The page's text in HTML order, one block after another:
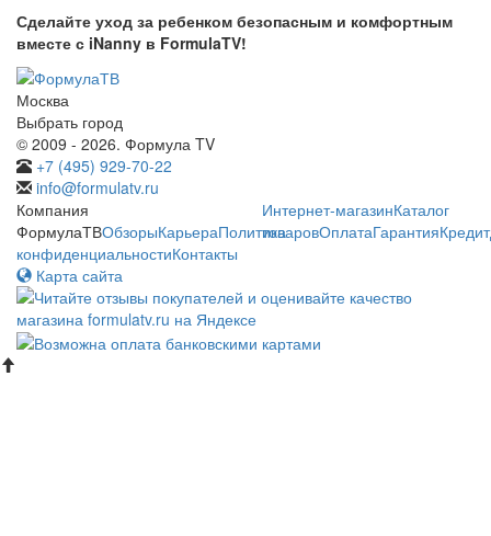
Сделайте уход за ребенком безопасным и комфортным
вместе с iNanny в FormulaTV!
Москва
Выбрать город
© 2009 - 2026. Формула TV
+7 (495) 929-70-22
info@formulatv.ru
Компания
ФормулаТВОбзорыКарьераПолитика
конфиденциальностиКонтакты
Интернет-магазинКаталог
товаровОплатаГарантияКредит
Карта сайта